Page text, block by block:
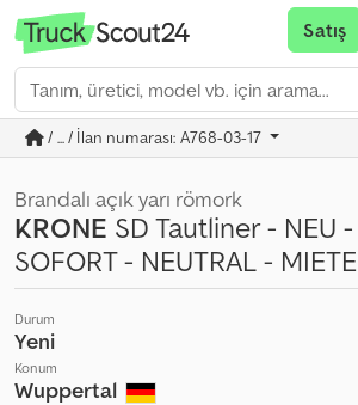
Satış
/ ... / İlan numarası: A768-03-17
Brandalı açık yarı römork
KRONE SD Tautliner - NEU -
SOFORT - NEUTRAL - MIETE
Durum
Yeni
Konum
Wuppertal